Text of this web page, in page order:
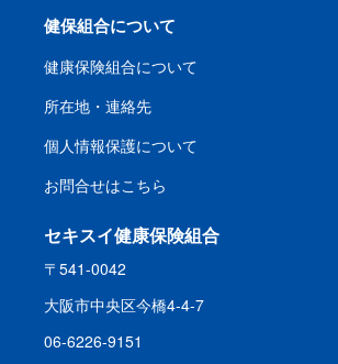
健保組合について
健康保険組合について
所在地・連絡先
個人情報保護について
お問合せはこちら
セキスイ健康保険組合
〒541-0042
大阪市中央区今橋4-4-7
06-6226-9151